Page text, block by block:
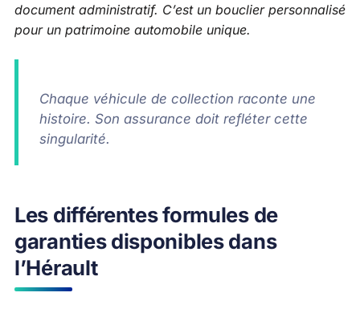
document administratif. C’est un bouclier personnalisé
pour un patrimoine automobile unique.
Chaque véhicule de collection raconte une
histoire. Son assurance doit refléter cette
singularité.
Les différentes formules de
garanties disponibles dans
l’Hérault